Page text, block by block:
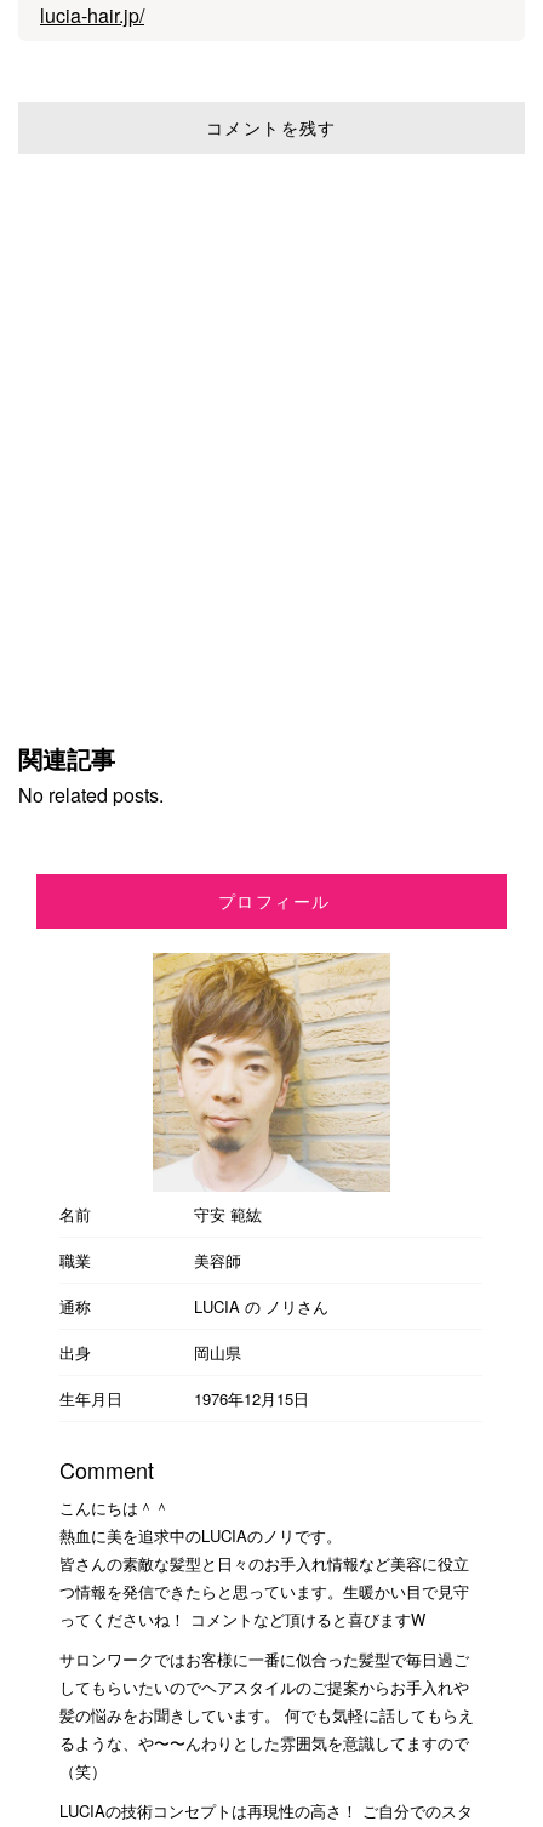
lucia-hair.jp/
コメントを残す
関連記事
No related posts.
プロフィール
名前
守安 範紘
職業
美容師
通称
LUCIA の ノリさん
出身
岡山県
生年月日
1976年12月15日
Comment
こんにちは＾＾
熱血に美を追求中のLUCIAのノリです。
皆さんの素敵な髪型と日々のお手入れ情報など美容に役立
つ情報を発信できたらと思っています。生暖かい目で見守
ってくださいね！ コメントなど頂けると喜びますW
サロンワークではお客様に一番に似合った髪型で毎日過ご
してもらいたいのでヘアスタイルのご提案からお手入れや
髪の悩みをお聞きしています。 何でも気軽に話してもらえ
るような、や〜〜んわりとした雰囲気を意識してますので
（笑）
LUCIAの技術コンセプトは再現性の高さ！ ご自分でのスタ